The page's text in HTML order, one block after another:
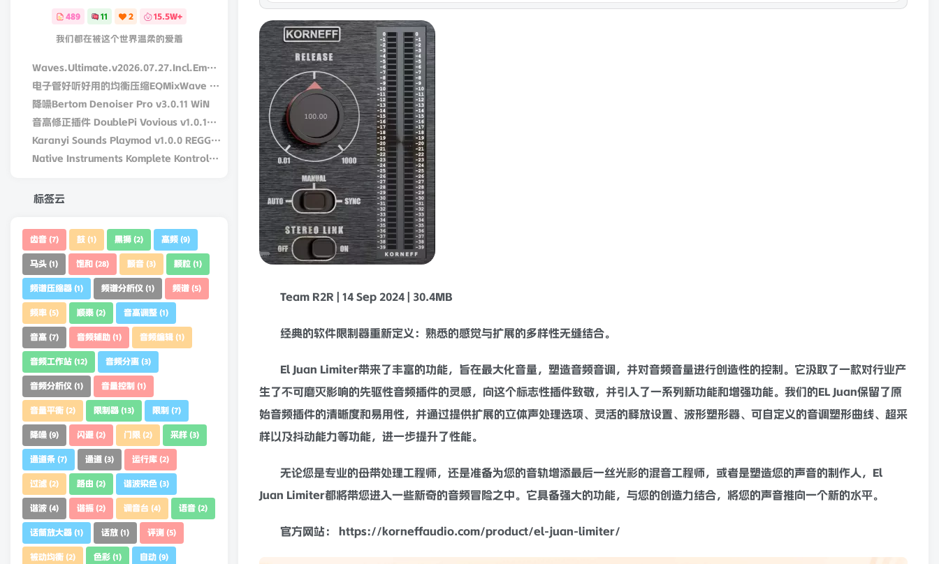
Team R2R | 14 Sep 2024 | 30.4MB
经典的软件限制器重新定义：熟悉的感觉与扩展的多样性无缝结合。
El Juan Limiter带来了丰富的功能，旨在最大化音量，塑造音频音调，并对音频音量进行创造性的控制。它汲取了一款对行业产
生了不可磨灭影响的先驱性音频插件的灵感，向这个标志性插件致敬，并引入了一系列新功能和增强功能。我们的EL Juan保留了原
始音频插件的清晰度和易用性，并通过提供扩展的立体声处理选项、灵活的释放设置、波形塑形器、可自定义的音调塑形曲线、超采
样以及抖动能力等功能，进一步提升了性能。
无论您是专业的母带处理工程师，还是准备为您的音轨增添最后一丝光彩的混音工程师，或者是塑造您的声音的制作人，El
Juan Limiter都将带您进入一些新奇的音频冒险之中。它具备强大的功能，与您的创造力结合，将您的声音推向一个新的水平。
官方网站： https://korneffaudio.com/product/el-juan-limiter/
489 11 2 15.5W+
我们都在被这个世界温柔的爱着
Waves.Ultimate.v2026.07.27.Incl.Emulator-R2R
电子管好听好用的均衡压缩EQMixWave DW Fearn VT-15 v1.0.0-win-R2R
降噪Bertom Denoiser Pro v3.0.11 WiN
音高修正插件 DoublePi Vovious v1.0.14 – V.R Win/MAC
Karanyi Sounds Playmod v1.0.0 REGGED WiN/MacOS
Native Instruments Komplete Kontrol v3.5.4-bobdule WiN
标签云
齿音 (7) 鼓 (1) 黑狮 (2) 高频 (9)
马头 (1) 饱和 (28) 颤音 (3) 颗粒 (1)
频谱压缩器 (1) 频谱分析仪 (1) 频谱 (5)
频率 (5) 顺泰 (2) 音高调整 (1)
音高 (7) 音频辅助 (1) 音频编辑 (1)
音频工作站 (12) 音频分离 (3)
音频分析仪 (1) 音量控制 (1)
音量平衡 (2) 限制器 (13) 限制 (7)
降噪 (9) 闪避 (2) 门限 (2) 采样 (3)
通道条 (7) 通道 (3) 运行库 (2)
过滤 (2) 路由 (2) 谐波染色 (3)
谐波 (4) 谐振 (2) 调音台 (4) 语音 (2)
话筒放大器 (1) 话放 (1) 评测 (5)
被动均衡 (2) 色彩 (1) 自动 (9)